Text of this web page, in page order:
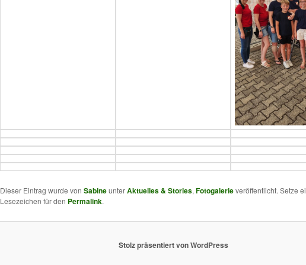
Dieser Eintrag wurde von SabineunterAktuelles & Stories,Fotogalerieveröffentlicht. Setze
Lesezeichen für den Permalink.
Stolz präsentiert von WordPress